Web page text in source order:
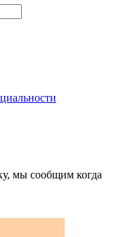
мы сообщим когда